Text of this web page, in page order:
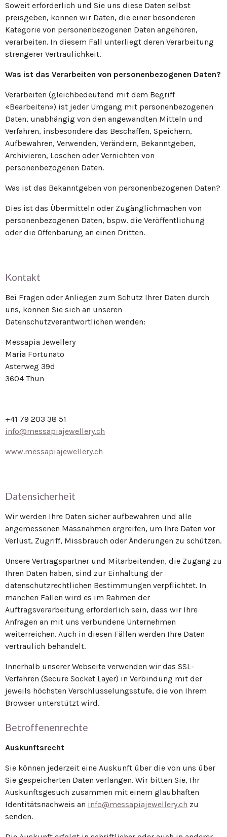
Soweit erforderlich und Sie uns diese Daten selbst
preisgeben, können wir Daten, die einer besonderen
Kategorie von personenbezogenen Daten angehören,
verarbeiten. In diesem Fall unterliegt deren Verarbeitung
strengerer Vertraulichkeit.
Was ist das Verarbeiten von personenbezogenen Daten?
Verarbeiten (gleichbedeutend mit dem Begriff
«Bearbeiten») ist jeder Umgang mit personenbezogenen
Daten, unabhängig von den angewandten Mitteln und
Verfahren, insbesondere das Beschaffen, Speichern,
Aufbewahren, Verwenden, Verändern, Bekanntgeben,
Archivieren, Löschen oder Vernichten von
personenbezogenen Daten.
Was ist das Bekanntgeben von personenbezogenen Daten?
Dies ist das Übermitteln oder Zugänglichmachen von
personenbezogenen Daten, bspw. die Veröffentlichung
oder die Offenbarung an einen Dritten.
Kontakt
Bei Fragen oder Anliegen zum Schutz Ihrer Daten durch
uns, können Sie sich an unseren
Datenschutzverantwortlichen wenden:
Messapia Jewellery
Maria Fortunato
Asterweg 39d
3604 Thun
+41 79 203 38 51
info@messapiajewellery.ch
www.messapiajewellery.ch
Datensicherheit
Wir werden Ihre Daten sicher aufbewahren und alle
angemessenen Massnahmen ergreifen, um Ihre Daten vor
Verlust, Zugriff, Missbrauch oder Änderungen zu schützen.
Unsere Vertragspartner und Mitarbeitenden, die Zugang zu
Ihren Daten haben, sind zur Einhaltung der
datenschutzrechtlichen Bestimmungen verpflichtet. In
manchen Fällen wird es im Rahmen der
Auftragsverarbeitung erforderlich sein, dass wir Ihre
Anfragen an mit uns verbundene Unternehmen
weiterreichen. Auch in diesen Fällen werden Ihre Daten
vertraulich behandelt.
Innerhalb unserer Webseite verwenden wir das SSL-
Verfahren (Secure Socket Layer) in Verbindung mit der
jeweils höchsten Verschlüsselungsstufe, die von Ihrem
Browser unterstützt wird.
Betroffenenrechte
Auskunftsrecht
Sie können jederzeit eine Auskunft über die von uns über
Sie gespeicherten Daten verlangen. Wir bitten Sie, Ihr
Auskunftsgesuch zusammen mit einem glaubhaften
Identitätsnachweis an info@messapiajewellery.ch zu
senden.